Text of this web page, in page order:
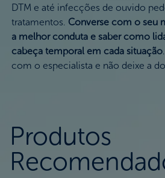
DTM e até infecções de ouvido
tratamentos. Converse com o seu
a melhor conduta e saber como
cabeça temporal em cada situação
com o especialista e não deixe a
Produtos